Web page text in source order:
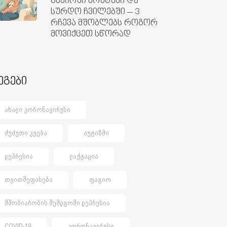
სურდო ჩვილებში – 3
რჩევა მშობლებს როგორ
მოვიქცეთ სწორად
ᲐᲮᲐᲚᲘ ᲙᲝᲠᲝᲜᲐᲕᲘᲠᲣᲡᲘ
ᲫᲣᲫᲣᲗᲘ ᲙᲕᲔᲑᲐ ᲐᲣᲢᲘᲖᲛᲘ
ᲓᲔᲞᲠᲔᲡᲘᲐ ᲚᲐᲥᲢᲐᲪᲘᲐ
ᲗᲕᲘᲗᲨᲔᲤᲐᲡᲔᲑᲐ ᲤᲐᲒᲘᲝ
ᲛᲨᲝᲑᲘᲐᲠᲝᲑᲘᲡ ᲨᲔᲛᲓᲒᲝᲛᲘ ᲓᲔᲞᲠᲔᲡᲘᲐ